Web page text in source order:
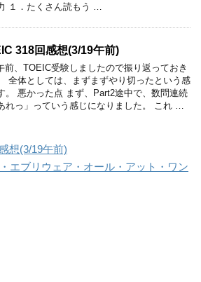
１．たくさん読もう …
318回感想(3/19午前)
前、TOEIC受験しましたので振り返っておき
全体としては、まずまずやり切ったという感
。 悪かった点 まず、Part2途中で、数問連続
れっ」っていう感じになりました。 これ …
想(3/19午前)
エブリウェア・オール・アット・ワン